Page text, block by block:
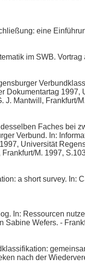
eine
im SWB.
Dokumentartag
J. Mantwill, Frankfurt/
Faches bei
Verbund. In:
Universität
M. 1997,
a short survey. In:
In: Ressourcen
Sabine Wefers. -
nach der